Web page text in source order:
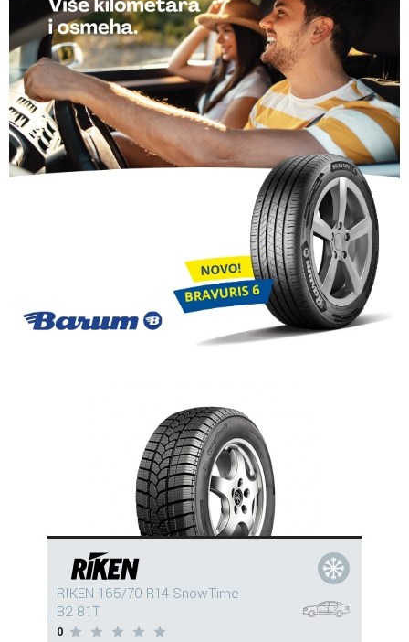
RIKEN 165/70 R14 SnowTime
B2 81T
0